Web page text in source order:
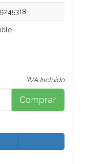
*IVA Incluido
Comprar